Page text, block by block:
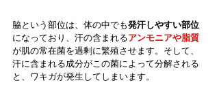
脇という部位は、体の中でも発汗しやすい部位
になっており、汗の含まれるアンモニアや脂質
が肌の常在菌を過剰に繁殖させます。そして、
汗に含まれる成分がこの菌によって分解される
と、ワキガが発生してしまいます。